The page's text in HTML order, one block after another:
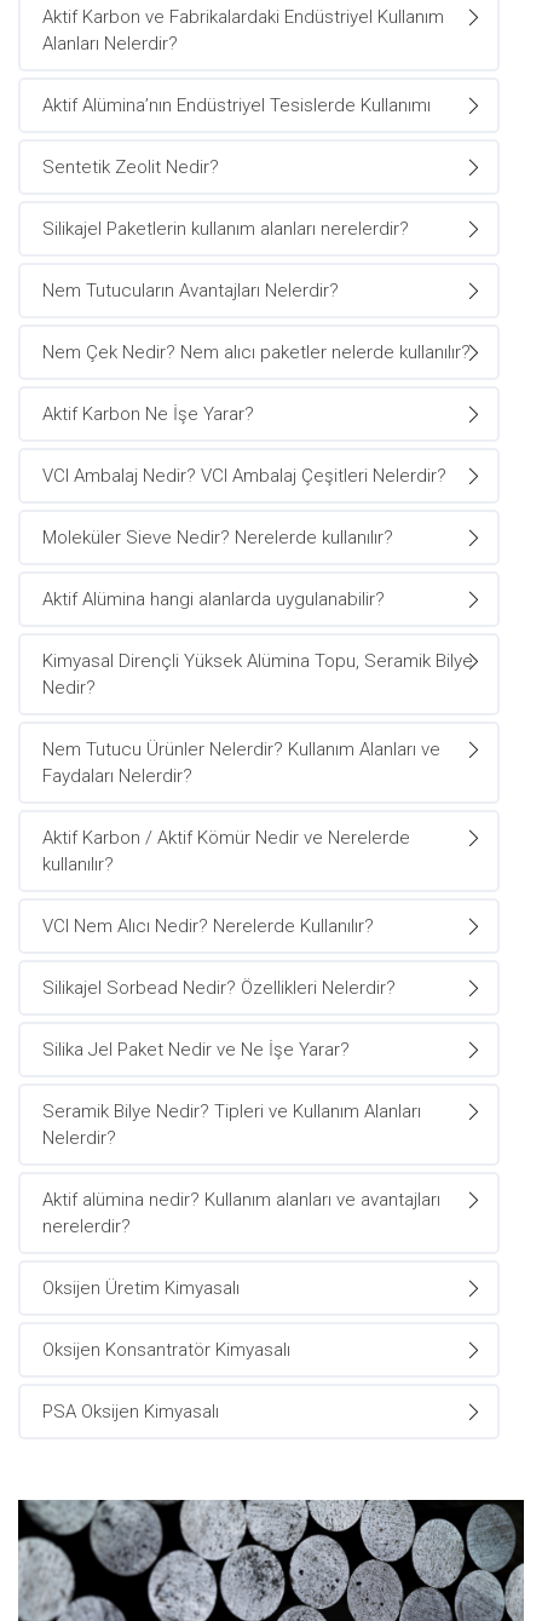
Aktif Karbon ve Fabrikalardaki Endüstriyel Kullanım
Alanları Nelerdir?
Aktif Alümina’nın Endüstriyel Tesislerde Kullanımı
Sentetik Zeolit Nedir?
Silikajel Paketlerin kullanım alanları nerelerdir?
Nem Tutucuların Avantajları Nelerdir?
Nem Çek Nedir? Nem alıcı paketler nelerde kullanılır?
Aktif Karbon Ne İşe Yarar?
VCI Ambalaj Nedir? VCI Ambalaj Çeşitleri Nelerdir?
Moleküler Sieve Nedir? Nerelerde kullanılır?
Aktif Alümina hangi alanlarda uygulanabilir?
Kimyasal Dirençli Yüksek Alümina Topu, Seramik Bilye
Nedir?
Nem Tutucu Ürünler Nelerdir? Kullanım Alanları ve
Faydaları Nelerdir?
Aktif Karbon / Aktif Kömür Nedir ve Nerelerde
kullanılır?
VCI Nem Alıcı Nedir? Nerelerde Kullanılır?
Silikajel Sorbead Nedir? Özellikleri Nelerdir?
Silika Jel Paket Nedir ve Ne İşe Yarar?
Seramik Bilye Nedir? Tipleri ve Kullanım Alanları
Nelerdir?
Aktif alümina nedir? Kullanım alanları ve avantajları
nerelerdir?
Oksijen Üretim Kimyasalı
Oksijen Konsantratör Kimyasalı
PSA Oksijen Kimyasalı